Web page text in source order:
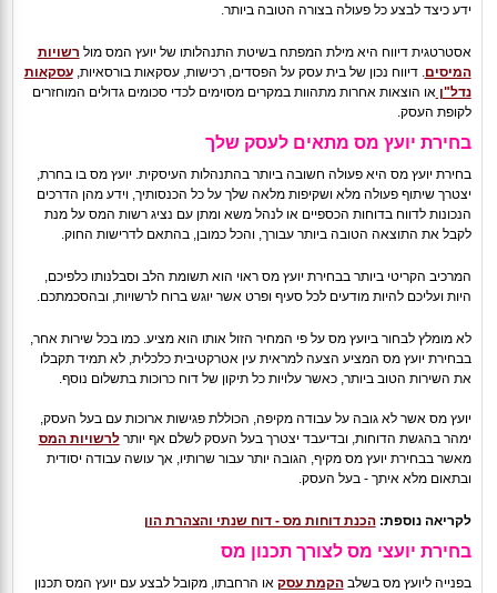
ידע כיצד לבצע כל פעולה בצורה הטובה ביותר.
אסטרטגית דיווח היא מילת המפתח בשיטת התנהלותו של יועץ המס מול רשויות
המיסים. דיווח נכון של בית עסק על הפסדים, רכישות, עסקאות בורסאיות,עסקאות
נדל"ןאו הוצאות אחרות מתהוות במקרים מסוימים לכדי סכומים גדולים המוחזרים
לקופת העסק.
בחירת יועץ מס מתאים לעסק שלך
בחירת יועץ מס היא פעולה חשובה ביותר בהתנהלות העיסקית. יועץ מס בו בחרת,
יצטרך שיתוף פעולה מלא ושקיפות מלאה שלך על כל הכנסותיך, וידע מהן הדרכים
הנכונות לדווח בדוחות הכספיים או לנהל משא ומתן עם נציג רשות המס על מנת
לקבל את התוצאה הטובה ביותר עבורך, והכל כמובן, בהתאם לדרישות החוק.
המרכיב הקריטי ביותר בבחירת יועץ מס ראוי הוא תשומת הלב וסבלנותו כלפיכם,
היות ועליכם להיות מודעים לכל סעיף ופרט אשר יוגש ברוח לרשויות, ובהסכמתכם.
לא מומלץ לבחור ביועץ מס על פי המחיר הזול אותו הוא מציע. כמו בכל שירות אחר,
בבחירת יועץ מס המציע הצעה למראית עין אטרקטיבית כלכלית, לא תמיד תקבלו
את השירות הטוב ביותר, כאשר עלויות כל תיקון של דוח כרוכות בתשלום נוסף.
יועץ מס אשר לא גובה על עבודה מקיפה, הכוללת פגישות ארוכות עם בעל העסק,
ימהר בהגשת הדוחות, ובדיעבד יצטרך בעל העסק לשלם אף יותרלרשויות המס
מאשר בבחירת יועץ מס מקיף, הגובה יותר עבור שרותיו, אך עושה עבודה יסודית
ובתאום מלא איתך - בעל העסק.
לקריאה נוספת:הכנת דוחות מס - דוח שנתי והצהרת הון
בחירת יועצי מס לצורך תכנון מס
בפנייה ליועץ מס בשלב הקמת עסק או הרחבתו, מקובל לבצע עם יועץ המס תכנון